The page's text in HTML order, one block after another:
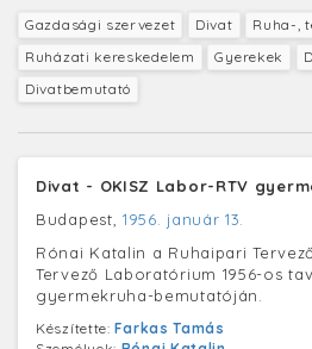
Gazdasági szervezet Divat
Ruha-,
Ruházati kereskedelem
Gyerekek
Divatbemutató
Divat - OKISZ Labor-RTV
Budapest, 1956. január 13.
Rónai Katalin a Ruhaipari
Tervező Laboratórium 1956-os
gyermekruha-bemutatóján.
Készítette:Farkas Tamás